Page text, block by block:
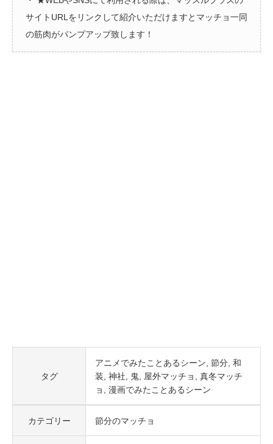
サイトURLをリンクして紹介いただけますとマッチョ一同
の筋肉がパンプアップ致します！
タグ
アニメでみたことあるシーン 節分 和
装 神社 鬼 屋外マッチョ
真冬マッチ
ョ
漫画でみたことあるシーン
カテゴリー 節分のマッチョ